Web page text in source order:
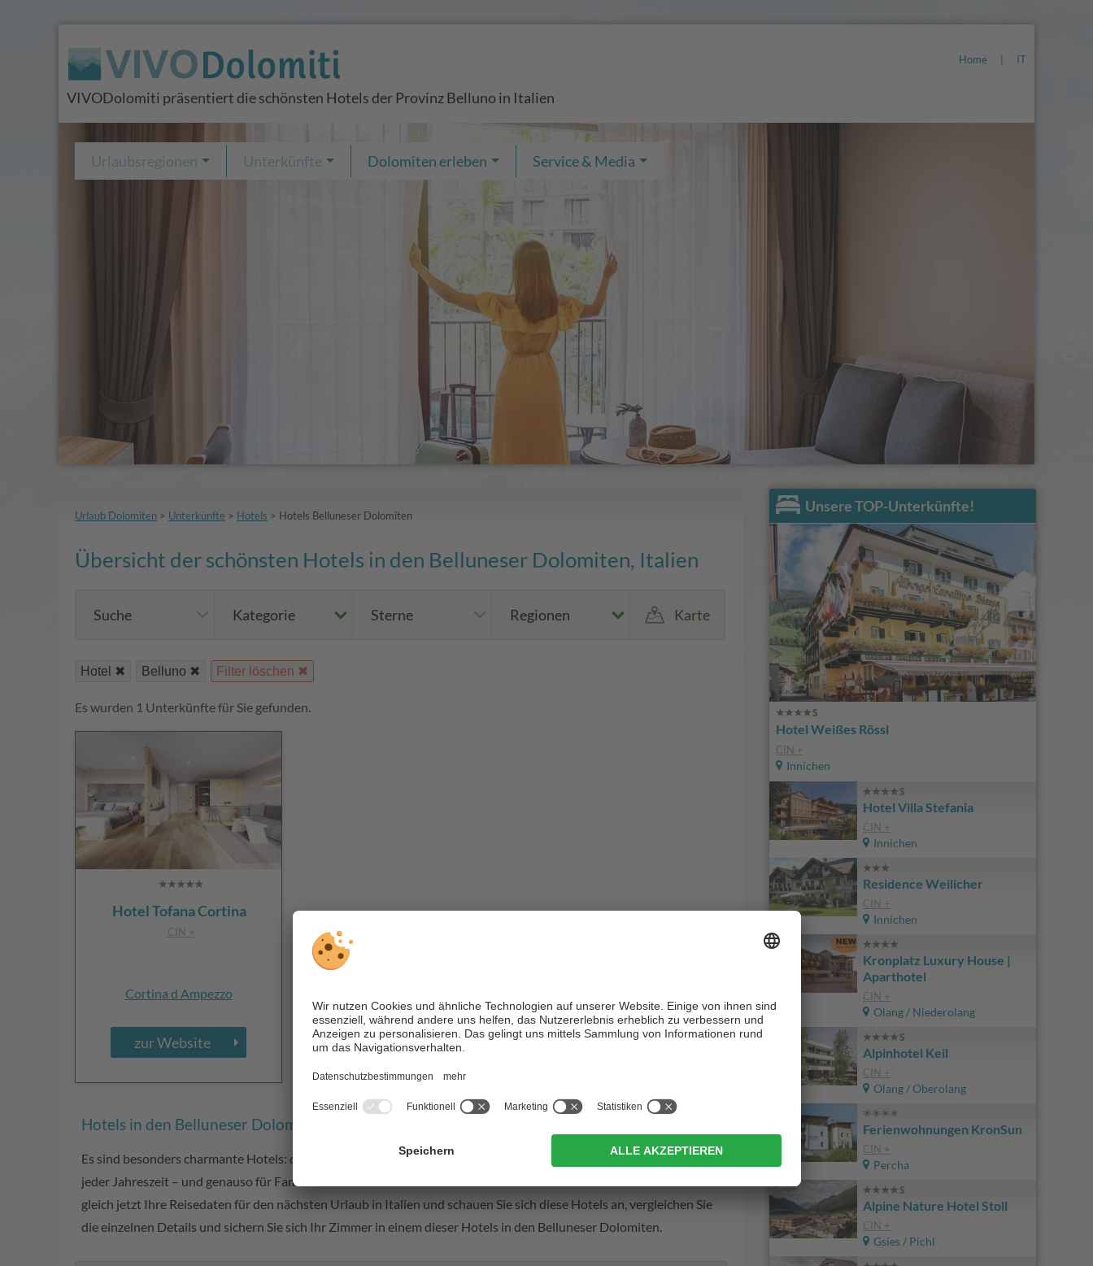
Home IT
VIVODolomiti präsentiert die schönsten Hotels der Provinz Belluno in Italien
Urlaubsregionen Unterkünfte Dolomiten erleben Service & Media
Urlaub Dolomiten > Unterkünfte > Hotels > Hotels Belluneser Dolomiten
Übersicht der schönsten Hotels in den Belluneser Dolomiten, Italien
Suche Kategorie Sterne Regionen Karte
Hotel Belluno Filter löschen
Es wurden 1 Unterkünfte für Sie gefunden.
Hotel Tofana Cortina
CIN +
Cortina d Ampezzo
zur Website
Hotels in den Belluneser Dolomiten in Italien
Es sind besonders charmante Hotels: die Hotels in der Provinz Belluno
. Und ihr Preis ist äußerst interessant – zu
jeder Jahreszeit – und genauso für Familien mit Kindern als auch für den Urlaub zu zweit. Fixieren Sie am besten
gleich jetzt Ihre Reisedaten für den nächsten Urlaub in Italien und schauen Sie sich diese Hotels an, vergleichen Sie
die einzelnen Details und sichern Sie sich Ihr Zimmer in einem dieser Hotels in den Belluneser Dolomiten.
Unsere TOP-Unterkünfte!
Hotel Weißes Rössl
CIN +
Innichen
Hotel Villa Stefania
CIN +
Innichen
Residence Weilicher
CIN +
Innichen
Kronplatz Luxury House |
Aparthotel
CIN +
Olang / Niederolang
Alpinhotel Keil
CIN +
Olang / Oberolang
Ferienwohnungen KronSun
CIN +
Percha
Alpine Nature Hotel Stoll
CIN +
Gsies / Pichl